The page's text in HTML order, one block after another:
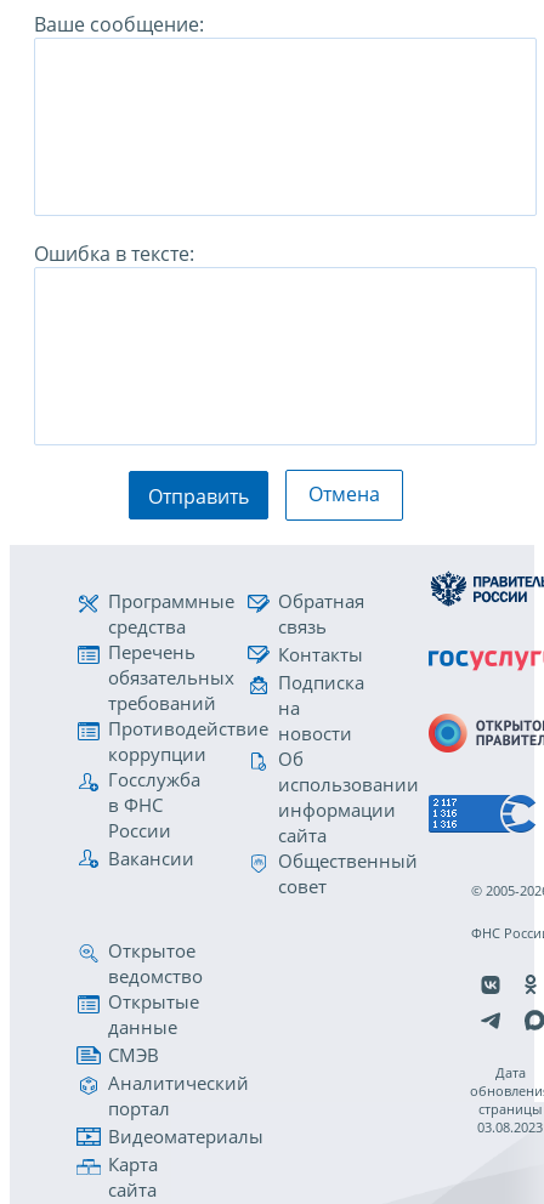
Ваше сообщение:
Ошибка в тексте:
Отправить Отмена
Программные
средства
Перечень
обязательных
требований
Противодействие
коррупции
Госслужба
в ФНС
России
Вакансии
Обратная
связь
Контакты
Подписка
на
новости
Об
использовании
информации
сайта
Общественный
совет
Открытое
ведомство
Открытые
данные
СМЭВ
Аналитический
портал
Видеоматериалы
Карта
сайта
© 2005-
ФНС
Дата
страницы
03.08.2023